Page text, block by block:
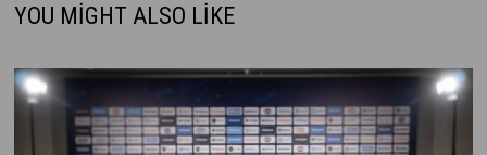
YOU MIGHT ALSO LIKE